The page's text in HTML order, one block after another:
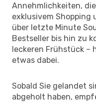
Annehmlichkeiten,
exklusivem Shopping
über letzte Minute
Bestseller bis hin zu
leckeren Frühstück –
etwas dabei.
Sobald Sie gelandet
abgeholt haben,